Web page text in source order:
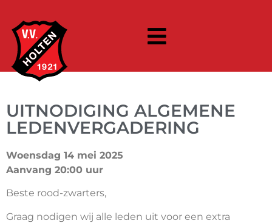
UITNODIGING ALGEMENE
LEDENVERGADERING
Woensdag 14 mei 2025
Aanvang 20:00 uur
Beste rood-zwarters,
Graag nodigen wij alle leden uit voor een extra